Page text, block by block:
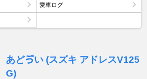
愛車ログ
あどゔい (スズキ アドレスV125
G)